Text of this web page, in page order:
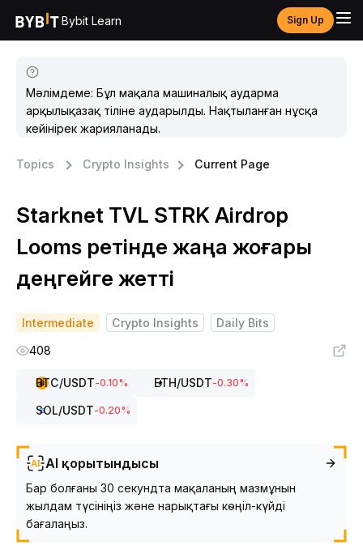
Bybit Learn Sign Up
Мәлімдеме: Бұл мақала машиналық аударма
арқылықазақ тіліне аударылды. Нақтыланған нұсқа
кейінірек жарияланады.
Topics Crypto Insights Current Page
Starknet TVL STRK Airdrop
Looms ретінде жаңа жоғары
деңгейге жетті
Intermediate Crypto Insights
Daily Bits
408
BTC/USDT-0.10% ETH/USDT-0.30%
SOL/USDT-0.20%
AI қорытындысы
Бар болғаны 30 секундта мақаланың мазмұнын
жылдам түсініңіз және нарықтағы көңіл-күйді
бағалаңыз.